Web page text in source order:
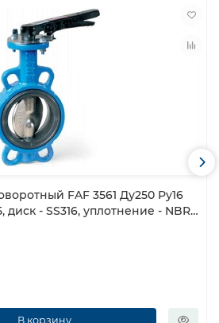
FAF 3561 Ду250 Ру16
диск - SS316, уплотнение - NBR,
В корзину